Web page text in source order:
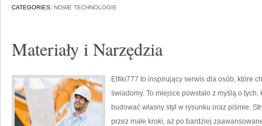
CATEGORIES: NOWE TECHNOLOGIE
Materiały i Narzędzia
Elfiki777 to inspirujący serwis dla osób, które
świadomy. To miejsce powstało z myślą o
budować własny styl w rysunku oraz piśmie.
przez małe kroki, aż po bardziej